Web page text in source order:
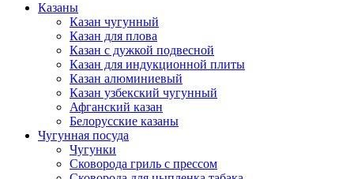
Казаны
Казан чугунный
Казан для плова
Казан с дужкой подвесной
Казан для индукционной плиты
Казан алюминиевый
Казан узбекский чугунный
Афганский казан
Белорусские казаны
Чугунная посуда
Чугунки
Сковорода гриль с прессом